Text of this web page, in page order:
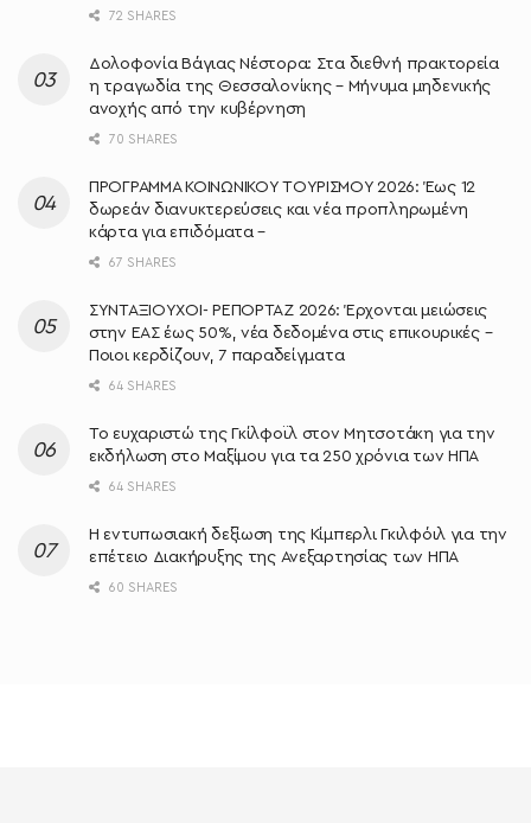
72 SHARES
Δολοφονία Βάγιας Νέστορα: Στα διεθνή πρακτορεία
η τραγωδία της Θεσσαλονίκης – Μήνυμα μηδενικής
ανοχής από την κυβέρνηση
70 SHARES
ΠΡΟΓΡΑΜΜΑ ΚΟΙΝΩΝΙΚΟΥ ΤΟΥΡΙΣΜΟΥ 2026: Έως 12
δωρεάν διανυκτερεύσεις και νέα προπληρωμένη
κάρτα για επιδόματα –
67 SHARES
ΣΥΝΤΑΞΙΟΥΧΟΙ- ΡΕΠΟΡΤΑΖ 2026: Έρχονται μειώσεις
στην ΕΑΣ έως 50%, νέα δεδομένα στις επικουρικές –
Ποιοι κερδίζουν, 7 παραδείγματα
64 SHARES
Το ευχαριστώ της Γκίλφοϊλ στον Μητσοτάκη για την
εκδήλωση στο Μαξίμου για τα 250 χρόνια των ΗΠΑ
64 SHARES
Η εντυπωσιακή δεξίωση της Κίμπερλι Γκιλφόιλ για την
επέτειο Διακήρυξης της Ανεξαρτησίας των ΗΠΑ
60 SHARES